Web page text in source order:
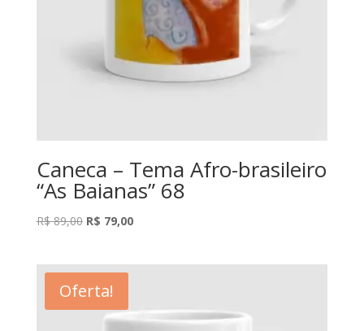
Caneca – Tema Afro-brasileiro
“As Baianas” 68
R$89,00 O
era:
R$ 89,00.
R$ 79,00O
Oferta!